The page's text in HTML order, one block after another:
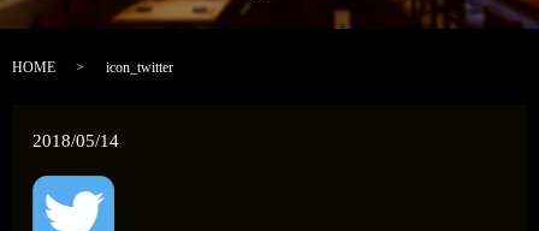
HOME icon_twitter
2018/05/14